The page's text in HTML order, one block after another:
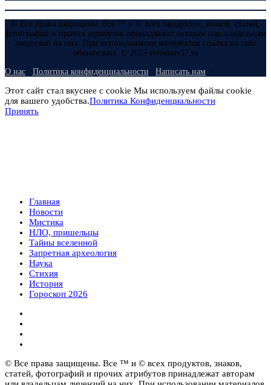
© Все права защищены. Все ™ и © всех продуктов, знаков, статей,
фотографий и прочих атрибутов принадлежат авторам или владельцам
лицензий на них. При использовании материалов ссылка на сайт
обязательна. © 2025 evmenov37.ru
О нас Политика конфиденциальности Написать нам
Этот сайт стал вкуснее с cookie Мы используем файлы cookie
для вашего удобства.Политика Конфиденциальности
Принять
Главная
Новости
Мистика
НЛО, пришельцы
Тайны вселенной
Запретная археология
Наука
Стихия
История
Гороскоп 2026
© Все права защищены. Все ™ и © всех продуктов, знаков,
статей, фотографий и прочих атрибутов принадлежат авторам